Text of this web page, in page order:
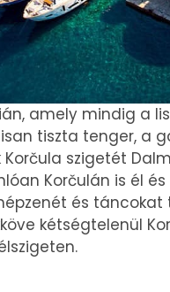
amely mindig a
tiszta tenger, a
szigetét
Korčulán is él
és
kétségtelenül